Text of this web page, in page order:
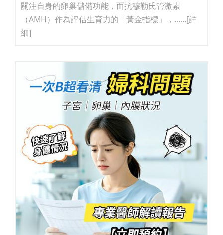
關注自身的卵巢儲備功能，而抗穆勒氏管激素
（AMH）作為評估生育力的「黃金指標」，......[詳
細]